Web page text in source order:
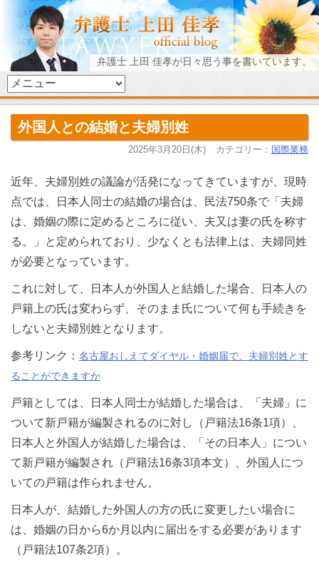
弁護士 上田 佳孝が日々思う事を書いています。
外国人との結婚と夫婦別姓
2025年3月20日(木) カテゴリー： 国際業務
近年、夫婦別姓の議論が活発になってきていますが、現時
点では、日本人同士の結婚の場合は、民法750条で「夫婦
は、婚姻の際に定めるところに従い、夫又は妻の氏を称す
る。」と定められており、少なくとも法律上は、夫婦同姓
が必要となっています。
これに対して、日本人が外国人と結婚した場合、日本人の
戸籍上の氏は変わらず、そのまま氏について何も手続きを
しないと夫婦別姓となります。
参考リンク： 名古屋おしえてダイヤル・婚姻届で、夫婦別姓とす
ることができますか
戸籍としては、日本人同士が結婚した場合は、「夫婦」に
ついて新戸籍が編製されるのに対し（戸籍法16条1項）、
日本人と外国人が結婚した場合は、「その日本人」につい
て新戸籍が編製され（戸籍法16条3項本文）、外国人につ
いての戸籍は作られません。
日本人が、結婚した外国人の方の氏に変更したい場合に
は、婚姻の日から6か月以内に届出をする必要があります
（戸籍法107条2項）。